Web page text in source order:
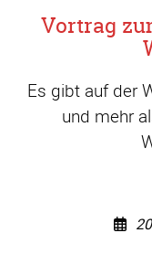
Vortrag
Es gibt auf der
und mehr